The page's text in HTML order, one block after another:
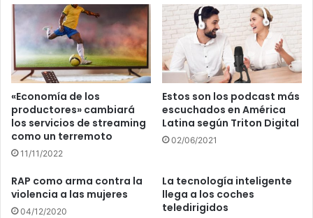
«Economía de los
productores» cambiará
los servicios de streaming
como un terremoto
11/11/2022
Estos son los podcast más
escuchados en América
Latina según Triton Digital
02/06/2021
RAP como arma contra la
violencia a las mujeres
04/12/2020
La tecnología inteligente
llega a los coches
teledirigidos